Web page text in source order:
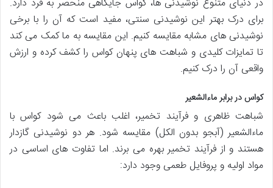
برای درک بهتر این نوشیدنی سنتی، مفید است که آن را با برخی
نوشیدنی های مشابه مقایسه کنیم. این مقایسه به ما کمک می کند
تا تمایزات کلیدی و شباهت های پنهان کواس را کشف کرده و ارزش
واقعی آن را درک کنیم.
کواس در برابر ماءالشعیر
شباهت ظاهری و فرآیند تخمیر، اغلب باعث می شود کواس با
ماءالشعیر (آبجو بدون الکل) مقایسه شود. هر دو نوشیدنی گازدار
هستند و از فرآیند تخمیر بهره می برند. اما تفاوت های اساسی در
مواد اولیه و پروفایل طعمی وجود دارد: